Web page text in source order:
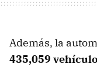
Además, la
435,059